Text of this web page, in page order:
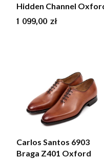
Hidden Channel
Cena
1 099,00 zł
Carlos Santos 6903
Braga Z401 Oxford